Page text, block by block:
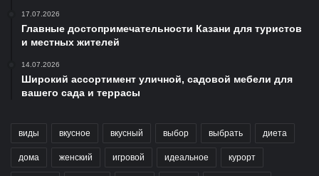
17.07.2026
Главные достопримечательности Казани для туристов
и местных жителей
14.07.2026
Широкий ассортимент уличной, садовой мебели для
вашего сада и террасы
виды вкусное вкусный выбор выбрать диета
дома женский игровой идеальное курорт